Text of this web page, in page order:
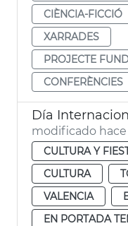
CIÈNCIA-FICCIÓ
XARRADES
PROJECTE
CONFERÈNCIES
Día
modificado hace
CULTURA Y
CULTURA
VALENCIA
EN PORTADA